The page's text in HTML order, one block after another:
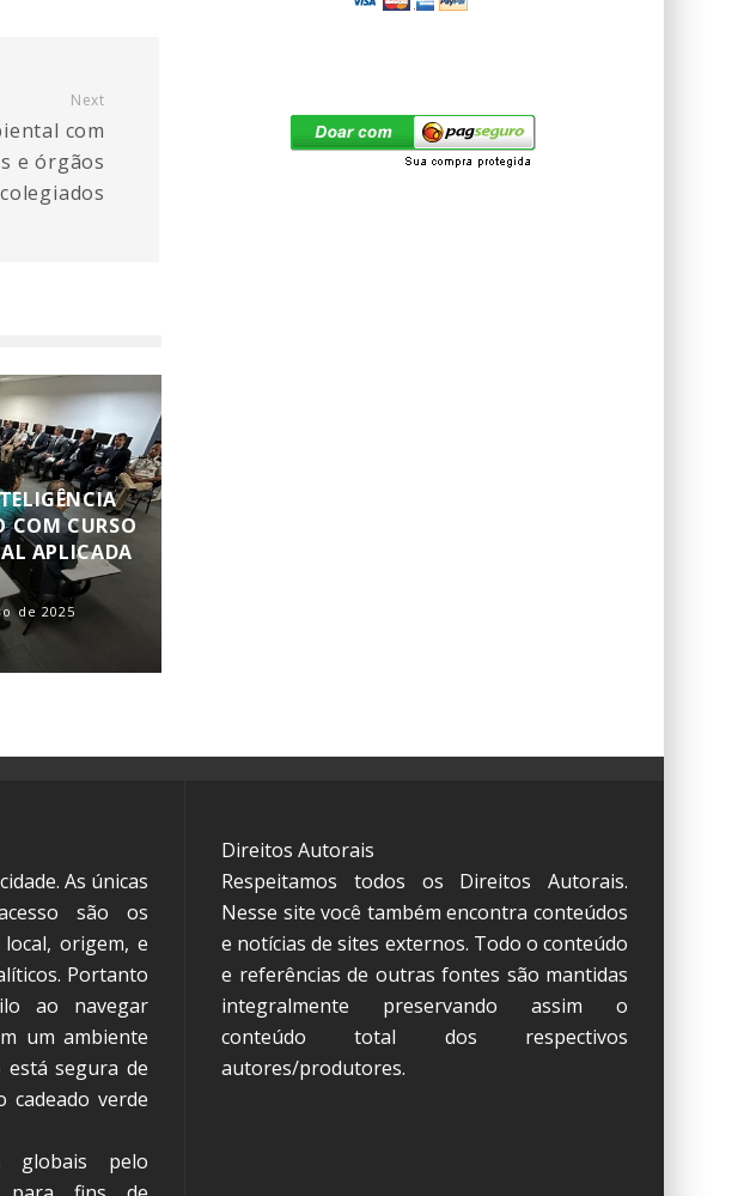
Next
com
e órgãos
colegiados
COM CURSO
APLICADA
de 2025
As únicas
são os
origem, e
Portanto
ao navegar
um ambiente
está segura de
cadeado verde
globais pelo
Direitos Autorais
Respeitamos todos os Direitos Autorais.
Nesse site você também encontra conteúdos
e notícias de sites externos. Todo o conteúdo
e referências de outras fontes são mantidas
integralmente preservando assim o
conteúdo total dos respectivos
autores/produtores.